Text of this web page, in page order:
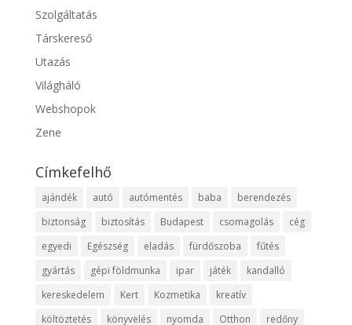
Szolgáltatás
Társkereső
Utazás
Világháló
Webshopok
Zene
Címkefelhő
ajándék autó autómentés baba
berendezés
biztonság
biztosítás Budapest csomagolás
cég
egyedi
Egészség eladás fürdőszoba
fűtés
gyártás
gépi földmunka ipar játék
kandalló
kereskedelem
Kert Kozmetika
kreatív
költöztetés
könyvelés nyomda Otthon redőny